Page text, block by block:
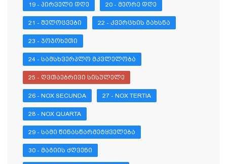
19 - ᲞᲘᲠᲕᲔᲚᲘ ᲓᲦᲔ 20 - ᲛᲔᲝᲠᲔ ᲓᲦᲔ
21 - ᲨᲔᲚᲝᲪᲕᲔᲑᲘ 22 - ᲙᲕᲔᲠᲪᲮᲘᲡ ᲒᲐᲮᲡᲜᲐ
23 - ᲯᲝᲯᲝᲮᲔᲗᲘ
24 - ᲡᲐᲛᲡᲮᲕᲔᲠᲞᲚᲝ ᲛᲙᲕᲚᲔᲚᲝᲑᲐ
25 - ᲦᲕᲗᲐᲔᲑᲠᲘᲕᲘ ᲡᲘᲡᲣᲚᲔᲚᲔ
26 - NOX SECUNDA 27 - NOX TERTIA
28 - NOX QUARTA
29 - ᲡᲐᲛᲘ ᲬᲘᲜᲐᲡᲬᲐᲠᲛᲔᲢᲧᲕᲔᲚᲔᲑᲐ
30 - ᲛᲐᲒᲘᲘᲡ ᲫᲦᲕᲔᲜᲘ